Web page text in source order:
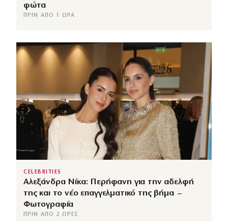
φώτα
ΠΡΙΝ ΑΠΌ 1 ΏΡΑ
CELEBRITIES
Αλεξάνδρα Νίκα: Περήφανη για την αδελφή
της και το νέο επαγγελματικό της βήμα –
Φωτογραφία
ΠΡΙΝ ΑΠΌ 2 ΏΡΕΣ